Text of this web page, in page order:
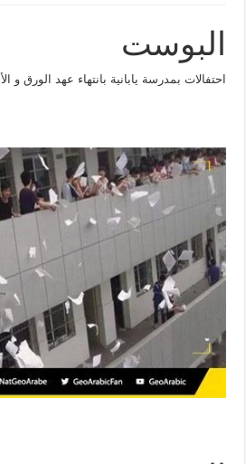
البوست
احتفالات بمدرسة يابانية بانتهاء عهد الورق و